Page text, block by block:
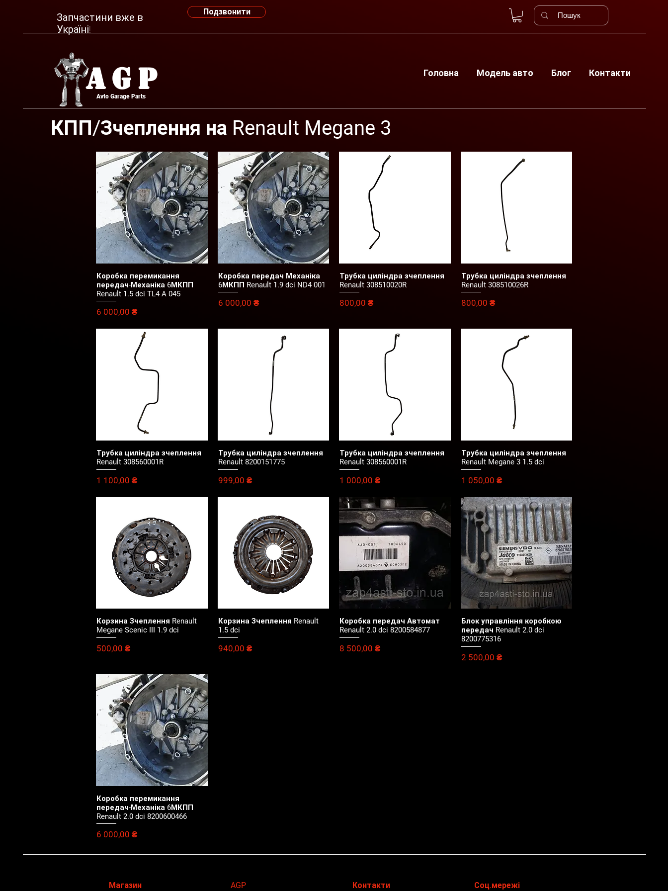
Запчастини вже в
Україні!
Подзвонити
AGP
Avto Garage Parts
Головна Модель авто Блог Контакти
КПП/Зчеплення на Renault Megane 3
Швидкий перегляд
Коробка перемикання
передач-Механіка 6МКПП
Renault 1.5 dci TL4 A 045
Ціна
6 000,00 ₴
Швидкий перегляд
Коробка передач Механіка
6МКПП Renault 1.9 dci ND4 001
Ціна
6 000,00 ₴
Швидкий перегляд
Трубка циліндра зчеплення
Renault 308510020R
Ціна
800,00 ₴
Швидкий перегляд
Трубка циліндра зчеплення
Renault 308510026R
Ціна
800,00 ₴
Швидкий перегляд
Трубка циліндра зчеплення
Renault 308560001R
Ціна
1 100,00 ₴
Швидкий перегляд
Трубка циліндра зчеплення
Renault 8200151775
Ціна
999,00 ₴
Швидкий перегляд
Трубка циліндра зчеплення
Renault 308560001R
Ціна
1 000,00 ₴
Швидкий перегляд
Трубка циліндра зчеплення
Renault Megane 3 1.5 dci
Ціна
1 050,00 ₴
Швидкий перегляд
Корзина Зчеплення Renault
Megane Scenic III 1.9 dci
Ціна
500,00 ₴
Швидкий перегляд
Корзина Зчеплення Renault
1.5 dci
Ціна
940,00 ₴
Швидкий перегляд
Коробка передач Автомат
Renault 2.0 dci 8200584877
Ціна
8 500,00 ₴
Швидкий перегляд
Блок управління коробкою
передач Renault 2.0 dci
8200775316
Ціна
2 500,00 ₴
Швидкий перегляд
Коробка перемикання
передач-Механіка 6МКПП
Renault 2.0 dci 8200600466
Ціна
6 000,00 ₴
Магазин AGP Контакти Соц.мережі